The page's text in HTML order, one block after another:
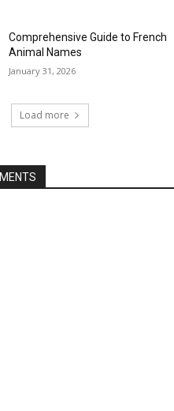
Comprehensive Guide to French
Animal Names
January 31, 2026
Load more